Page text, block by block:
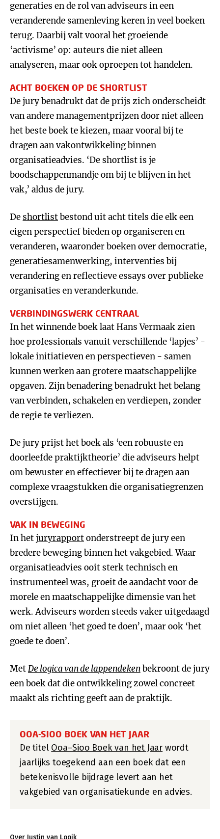
generaties en de rol van adviseurs in een
veranderende samenleving keren in veel boeken
terug. Daarbij valt vooral het groeiende
‘activisme’ op: auteurs die niet alleen
analyseren, maar ook oproepen tot handelen.
ACHT BOEKEN OP DE SHORTLIST
De jury benadrukt dat de prijs zich onderscheidt
van andere managementprijzen door niet alleen
het beste boek te kiezen, maar vooral bij te
dragen aan vakontwikkeling binnen
organisatieadvies. ‘De shortlist is je
boodschappenmandje om bij te blijven in het
vak,’ aldus de jury.
De shortlistbestond uit acht titels die elk een
eigen perspectief bieden op organiseren en
veranderen, waaronder boeken over democratie,
generatiesamenwerking, interventies bij
verandering en reflectieve essays over publieke
organisaties en veranderkunde.
VERBINDINGSWERK CENTRAAL
In het winnende boek laat Hans Vermaak zien
hoe professionals vanuit verschillende ‘lapjes’ -
lokale initiatieven en perspectieven - samen
kunnen werken aan grotere maatschappelijke
opgaven. Zijn benadering benadrukt het belang
van verbinden, schakelen en verdiepen, zonder
de regie te verliezen.
De jury prijst het boek als ‘een robuuste en
doorleefde praktijktheorie’ die adviseurs helpt
om bewuster en effectiever bij te dragen aan
complexe vraagstukken die organisatiegrenzen
overstijgen.
VAK IN BEWEGING
In hetjuryrapportonderstreept de jury een
bredere beweging binnen het vakgebied. Waar
organisatieadvies ooit sterk technisch en
instrumenteel was, groeit de aandacht voor de
morele en maatschappelijke dimensie van het
werk. Adviseurs worden steeds vaker uitgedaagd
om niet alleen ‘het goed te doen’, maar ook ‘het
goede te doen’.
MetDe logica van de lappendekenbekroont de jury
een boek dat die ontwikkeling zowel concreet
maakt als richting geeft aan de praktijk.
OOA-SIOO BOEK VAN HET JAAR
De titel Ooa–Sioo Boek van het Jaar wordt
jaarlijks toegekend aan een boek dat een
betekenisvolle bijdrage levert aan het
vakgebied van organisatiekunde en advies.
Over Justin van Lopik